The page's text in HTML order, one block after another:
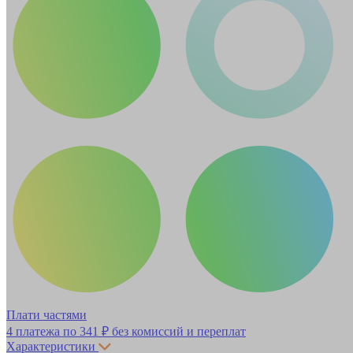
Плати частями
4 платежа по 341 ₽ без комиссий и переплат
Характеристики